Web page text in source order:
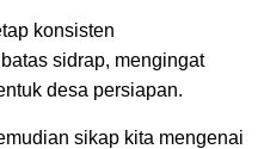
konsisten
sidrap, mengingat
desa persiapan.
sikap kita mengenai